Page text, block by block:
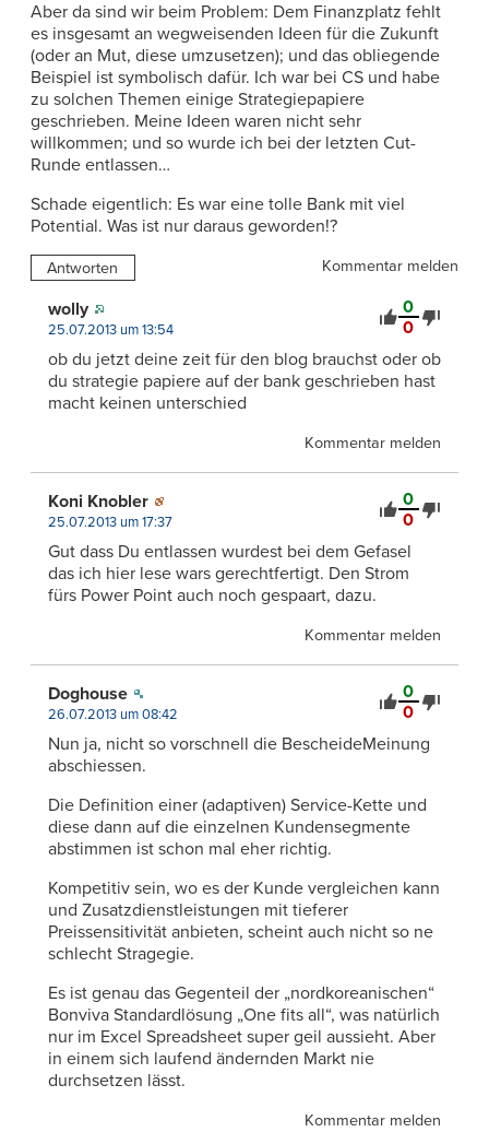
Aber da sind wir beim Problem: Dem Finanzplatz fehlt
es insgesamt an wegweisenden Ideen für die Zukunft
(oder an Mut, diese umzusetzen); und das obliegende
Beispiel ist symbolisch dafür. Ich war bei CS und habe
zu solchen Themen einige Strategiepapiere
geschrieben. Meine Ideen waren nicht sehr
willkommen; und so wurde ich bei der letzten Cut-
Runde entlassen…
Schade eigentlich: Es war eine tolle Bank mit viel
Potential. Was ist nur daraus geworden!?
Antworten Kommentar melden
0
0
wolly
25.07.2013 um 13:54
ob du jetzt deine zeit für den blog brauchst oder ob
du strategie papiere auf der bank geschrieben hast
macht keinen unterschied
Kommentar melden
0
0
Koni Knobler
25.07.2013 um 17:37
Gut dass Du entlassen wurdest bei dem Gefasel
das ich hier lese wars gerechtfertigt. Den Strom
fürs Power Point auch noch gespaart, dazu.
Kommentar melden
0
0
Doghouse
26.07.2013 um 08:42
Nun ja, nicht so vorschnell die BescheideMeinung
abschiessen.
Die Definition einer (adaptiven) Service-Kette und
diese dann auf die einzelnen Kundensegmente
abstimmen ist schon mal eher richtig.
Kompetitiv sein, wo es der Kunde vergleichen kann
und Zusatzdienstleistungen mit tieferer
Preissensitivität anbieten, scheint auch nicht so ne
schlecht Stragegie.
Es ist genau das Gegenteil der „nordkoreanischen“
Bonviva Standardlösung „One fits all“, was natürlich
nur im Excel Spreadsheet super geil aussieht. Aber
in einem sich laufend ändernden Markt nie
durchsetzen lässt.
Kommentar melden